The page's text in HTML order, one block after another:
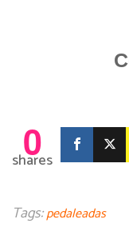
0
shares
Tags:pedaleadas